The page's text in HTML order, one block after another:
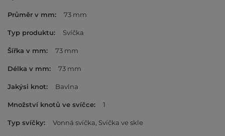
Průměr v mm 73 mm
Typ produktu Svíčka
Šířka v mm 73 mm
Délka v mm 73 mm
Jakýsi knot Bavlna
Množství knotů ve svíčce 1
Typ svíčky Vonná svíčka Svíčka ve skle